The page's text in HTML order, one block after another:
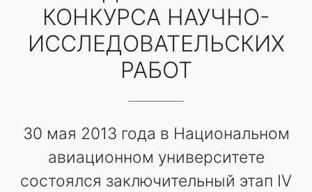
КОНКУРСА НАУЧНО-
ИССЛЕДОВАТЕЛЬСКИХ
РАБОТ
30 мая 2013 года в Национальном
авиационном университете
состоялся заключительный этап IV